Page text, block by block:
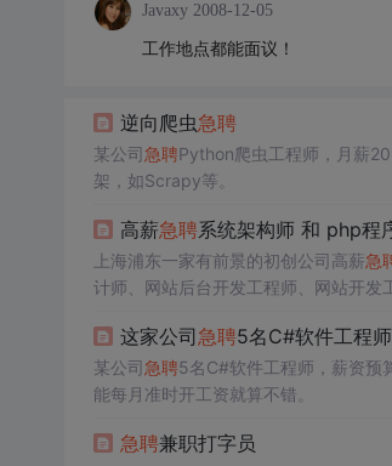
Javaxy 2008-12-05
工作地点都能面议！
逆向爬虫急聘
某公司急聘Python爬虫工程师，月薪
架，如Scrapy等。
高薪急聘系统架构师 和 php程
上海浦东一家有前景的初创公司高薪急
计师、网站后台开发工程师、网站开发
这家公司 急聘5名C#软件工程师
某公司急聘5名C#软件工程师，薪资预
能每月准时开工资就算不错。
急聘兼职打字员